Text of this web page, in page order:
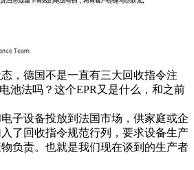
，德国不是一直有三大回收指令注
池法吗？这个EPR又是什么，和之前
子设备投放到法国市场，供家庭或企
了回收指令规范行列，要求设备生产
负责。也就是我们现在谈到的生产者